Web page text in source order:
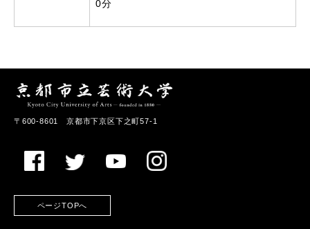
0分
〒600-8601 京都市下京区下之町57-1
ページTOPへ